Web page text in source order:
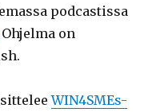
podcastissa
Ohjelma on
WIN4SMEs-